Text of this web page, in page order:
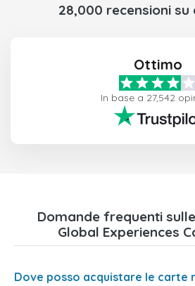
28,000 recensioni su
Ottimo
In base a 27,542
Domande frequenti
Global Experiences
Dove posso acquistare le carte